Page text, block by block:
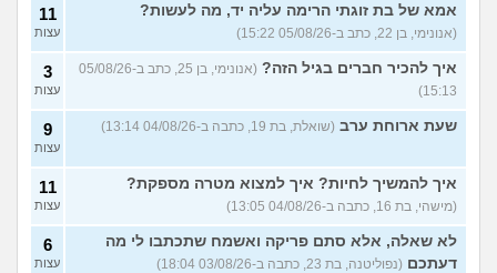
אמא של בת זוגתי הרימה עליה יד, מה לעשות?
(אנונימי, בן 22, כתב ב-05/08/26 15:22)
11
עצות
איך להכיר חברים בגיל הזה?
(אנונימי, בן 25, כתב ב-05/08/26
15:13)
3
עצות
שעת ארוחת ערב (שואלת, בת 19, כתבה ב-04/08/26 13:14) 9
עצות
איך להמשיך לחיות? איך למצוא מטרה מספקת?
(מישהי, בת 16, כתבה ב-04/08/26 13:05)
11
עצות
לא שאלה, אלא סתם פריקה ואשמח שתכתבו לי מה
דעתכם (נפוליטנה, בת 23, כתבה ב-03/08/26 18:04)
6
עצות